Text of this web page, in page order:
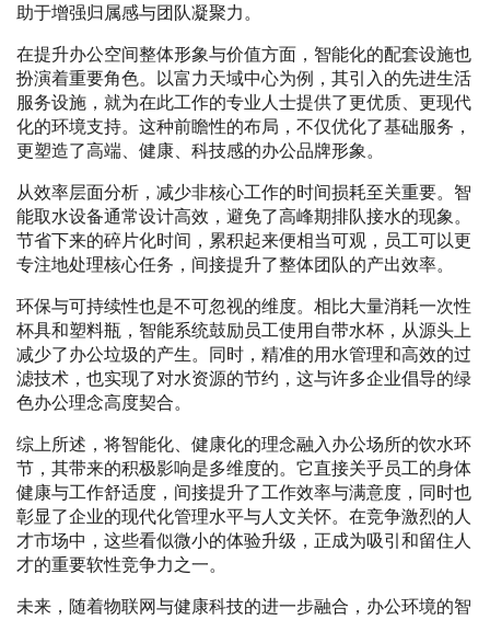
助于增强归属感与团队凝聚力。
在提升办公空间整体形象与价值方面，智能化的配套设施也
扮演着重要角色。以富力天域中心为例，其引入的先进生活
服务设施，就为在此工作的专业人士提供了更优质、更现代
化的环境支持。这种前瞻性的布局，不仅优化了基础服务，
更塑造了高端、健康、科技感的办公品牌形象。
从效率层面分析，减少非核心工作的时间损耗至关重要。智
能取水设备通常设计高效，避免了高峰期排队接水的现象。
节省下来的碎片化时间，累积起来便相当可观，员工可以更
专注地处理核心任务，间接提升了整体团队的产出效率。
环保与可持续性也是不可忽视的维度。相比大量消耗一次性
杯具和塑料瓶，智能系统鼓励员工使用自带水杯，从源头上
减少了办公垃圾的产生。同时，精准的用水管理和高效的过
滤技术，也实现了对水资源的节约，这与许多企业倡导的绿
色办公理念高度契合。
综上所述，将智能化、健康化的理念融入办公场所的饮水环
节，其带来的积极影响是多维度的。它直接关乎员工的身体
健康与工作舒适度，间接提升了工作效率与满意度，同时也
彰显了企业的现代化管理水平与人文关怀。在竞争激烈的人
才市场中，这些看似微小的体验升级，正成为吸引和留住人
才的重要软性竞争力之一。
未来，随着物联网与健康科技的进一步融合，办公环境的智